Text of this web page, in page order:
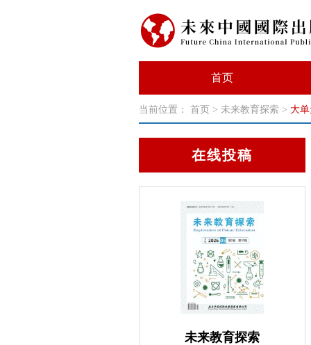
首页
当前位置： 首页 > 未来教育探索 > 大
在线投稿
未来教育探索